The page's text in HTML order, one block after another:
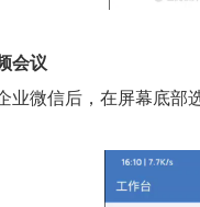
会议
微信后，在屏幕底部